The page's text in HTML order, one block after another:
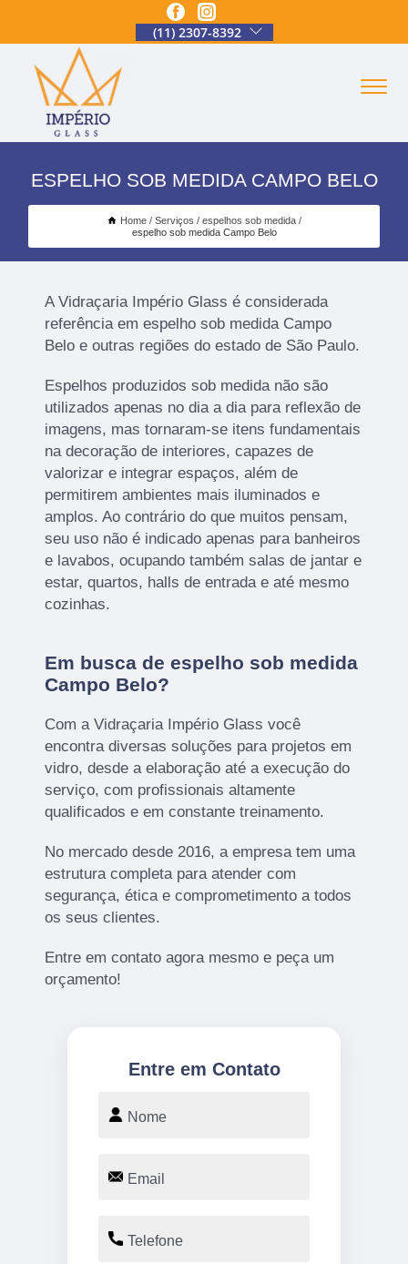
(11) 2307-8392
ESPELHO SOB MEDIDA CAMPO BELO
Home Serviços
espelhos sob medida
espelho sob medida Campo Belo
A Vidraçaria Império Glass é considerada
referência em espelho sob medida Campo
Belo e outras regiões do estado de São Paulo.
Espelhos produzidos sob medida não são
utilizados apenas no dia a dia para reflexão de
imagens, mas tornaram-se itens fundamentais
na decoração de interiores, capazes de
valorizar e integrar espaços, além de
permitirem ambientes mais iluminados e
amplos. Ao contrário do que muitos pensam,
seu uso não é indicado apenas para banheiros
e lavabos, ocupando também salas de jantar e
estar, quartos, halls de entrada e até mesmo
cozinhas.
Em busca de espelho sob medida
Campo Belo?
Com a Vidraçaria Império Glass você
encontra diversas soluções para projetos em
vidro, desde a elaboração até a execução do
serviço, com profissionais altamente
qualificados e em constante treinamento.
No mercado desde 2016, a empresa tem uma
estrutura completa para atender com
segurança, ética e comprometimento a todos
os seus clientes.
Entre em contato agora mesmo e peça um
orçamento!
Entre em Contato